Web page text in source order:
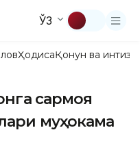
ЎЗ
ҲодисаҚонун ва
сармоя
муҳокама